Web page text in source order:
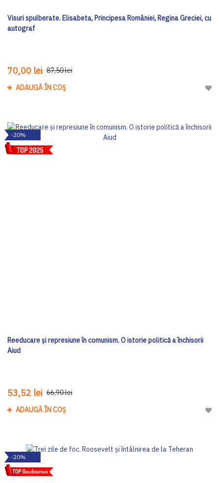
Visuri spulberate. Elisabeta, Principesa României, Regina Greciei, cu
autograf
70,00 lei 87,50 lei
ADAUGĂ ÎN COȘ
-20%
Reeducare și represiune în comunism. O istorie politică a închisorii
Aiud
53,52 lei 66,90 lei
ADAUGĂ ÎN COȘ
-20%